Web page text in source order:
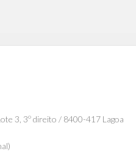
3, 3º direito / 8400-417 Lagoa